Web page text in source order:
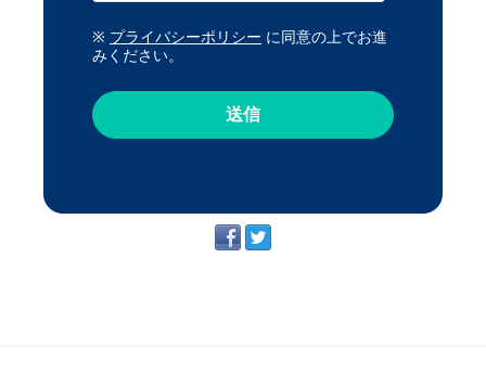
※ プライバシーポリシー に同意の上でお進
みください。